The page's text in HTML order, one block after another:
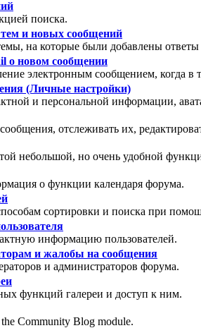
поиска.
и новых сообщений
на которые были добавлены
о новом сообщении
электронным сообщением, когда в
(Личные настройки)
и персональной информации,
отслеживать их,
небольшой, но очень удобной
о функции календаря форума.
сортировки и поиска при
информацию пользователей.
и жалобы на сообщения
и администраторов форума.
функций галереи и доступ к ним.
Community Blog module.